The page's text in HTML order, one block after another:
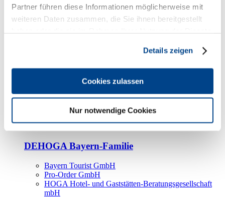
Partner führen diese Informationen möglicherweise mit
weiteren Daten zusammen, die Sie ihnen bereitgestellt
Details zeigen
Cookies zulassen
Nur notwendige Cookies
Kooperationspartner
Tourismusorganisationen
Bayern Tourismus Marketing GmbH
DEHOGA-Familie
Bundesverband
Fachverbände
DEHOGA Bayern-Familie
Bayern Tourist GmbH
Pro-Order GmbH
HOGA Hotel- und Gaststätten-Beratungsgesellschaft
mbH